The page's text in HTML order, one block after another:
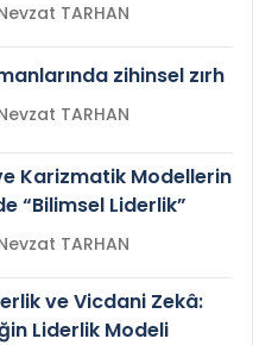
Prof.Dr. Nevzat TARHAN
zihinsel zırh
Prof.Dr. Nevzat TARHAN
Karizmatik Modellerin
“Bilimsel Liderlik”
Prof.Dr. Nevzat TARHAN
ve Vicdani Zekâ:
Liderlik Modeli